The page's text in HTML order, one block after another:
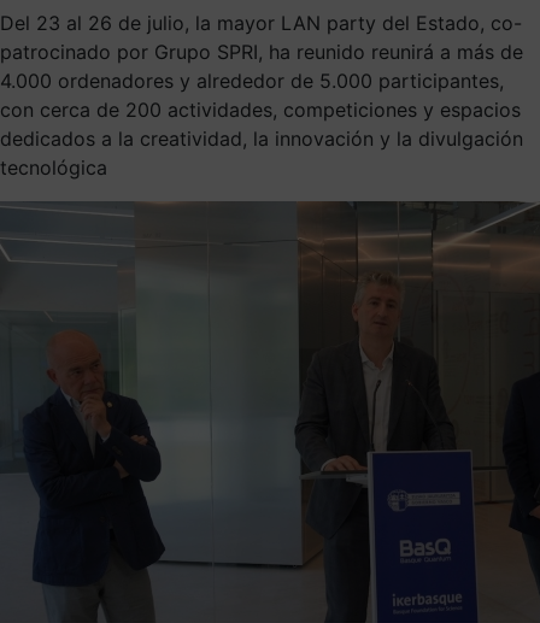
Del 23 al 26 de julio, la mayor LAN party del Estado, co-
patrocinado por Grupo SPRI, ha reunido reunirá a más de
4.000 ordenadores y alrededor de 5.000 participantes,
con cerca de 200 actividades, competiciones y espacios
dedicados a la creatividad, la innovación y la divulgación
tecnológica